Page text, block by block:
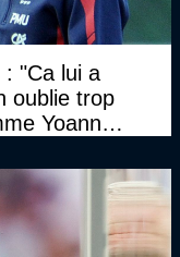
: "Ca lui a
oublie trop
Yoann